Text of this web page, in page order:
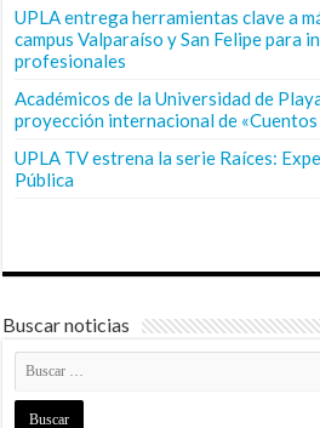
UPLA entrega herramientas clave a
campus Valparaíso y San Felipe para
profesionales
Académicos de la Universidad de
proyección internacional de
UPLA TV estrena la serie Raíces:
Pública
Buscar noticias